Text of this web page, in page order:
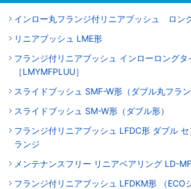
インロー丸フランジ付リニアブッシュ ロン
リニアブッシュ LME形
フランジ付リニアブッシュ インローロングタ
［LMYMFPLUU］
スライドブッシュ SMF-W形（ダブル丸フラン
スライドブッシュ SM-W形（ダブル形）
フランジ付リニアブッシュ LFDC形 ダブル
ランジ
メンテナンスフリー リニアベアリング LD-
フランジ付リニアブッシュ LFDKM形 （ECO